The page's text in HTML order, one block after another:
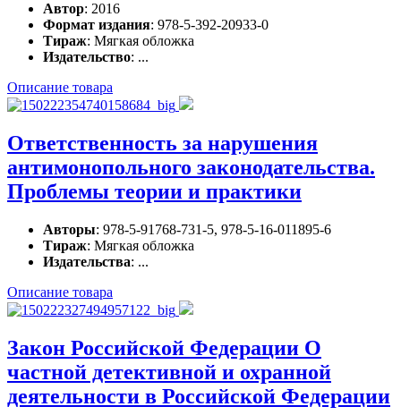
Автор: 2016
Формат издания: 978-5-392-20933-0
Тираж: Мягкая обложка
Издательство: ...
Описание товара
Ответственность за нарушения
антимонопольного законодательства.
Проблемы теории и практики
Авторы: 978-5-91768-731-5, 978-5-16-011895-6
Тираж: Мягкая обложка
Издательства: ...
Описание товара
Закон Российской Федерации О
частной детективной и охранной
деятельности в Российской Федерации